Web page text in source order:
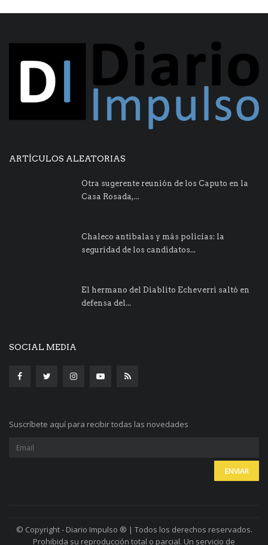
ARTÍCULOS ALEATORIAS
Otra sugerente reunión de los Caputo en la
Casa Rosada,...
Chaleco antibalas y más policías: la
seguridad de los candidatos...
El hermano del Diablito Echeverri saltó en
defensa del...
SOCIAL MEDIA
Suscríbete aquí para recibir todas las novedades
© Copyright - Diario Impulso ® | Todos los derechos reservados.
Prohibida su reproducción total o parcial. Un servicio de